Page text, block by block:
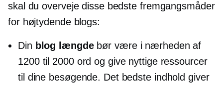
skal du overveje disse bedste fremgangsmåder
for højtydendeblogs:
Din blog længdebør være i nærheden af ​​
1200 til 2000 ord og give nyttige ressourcer
til dine besøgende. Det bedste indhold giver